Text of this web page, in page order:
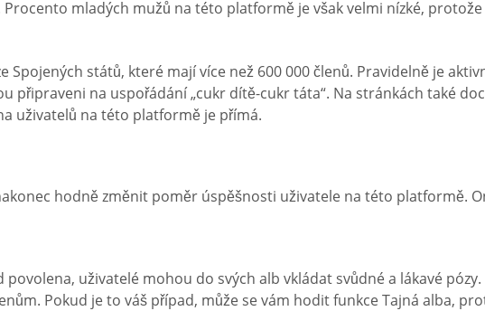
mladých mužů na této platformě je však velmi nízké,
Spojených států, které mají více než 600 000 členů. Pravidelně je
připraveni na uspořádání „cukr dítě-cukr táta“. Na stránkách také
uživatelů na této platformě je přímá.
hodně změnit poměr úspěšnosti uživatele na této platformě.
uživatelé mohou do svých alb vkládat svůdné a lákavé
Pokud je to váš případ, může se vám hodit funkce Tajná alba,